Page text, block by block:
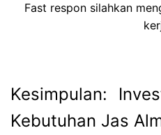
Fast respon silahkan
Kesimpulan:
Kebutuhan Jas